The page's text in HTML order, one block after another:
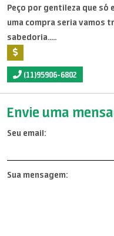
Peço por gentileza que
uma compra seria vamos
sabedoria.....
(11)95906-6802
Envie uma
Seu email:
Sua mensagem: